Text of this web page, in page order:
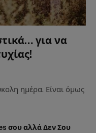
για να
ημέρα. Είναι όμως
σου αλλά Δεν Σου